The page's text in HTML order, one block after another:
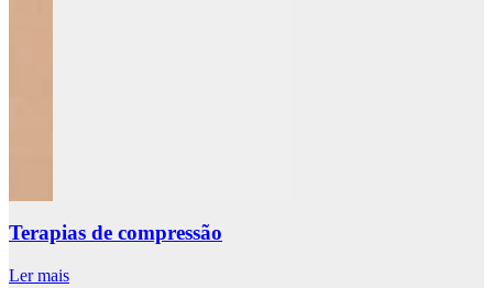
Terapias de compressão
Ler mais